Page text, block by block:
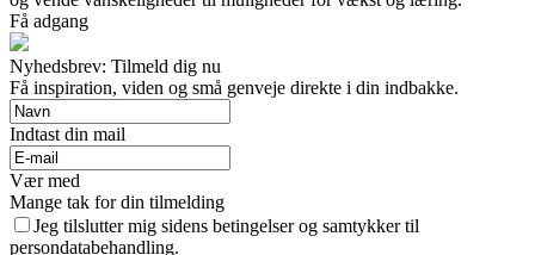
Få adgang
Nyhedsbrev: Tilmeld dig nu
Få inspiration, viden og små genveje direkte i din indbakke.
Indtast din mail
Vær med
Mange tak for din tilmelding
Jeg tilslutter mig sidens betingelser og samtykker til
persondatabehandling.